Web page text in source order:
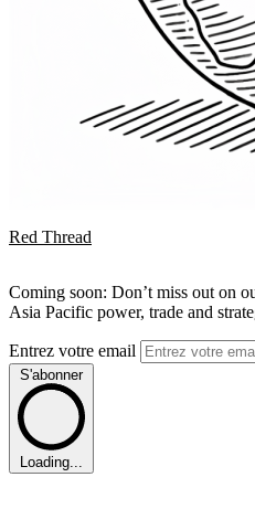
Red Thread
Coming soon: Don’t miss out on
Asia Pacific power, trade and
Entrez votre email
S'abonner
Loading...